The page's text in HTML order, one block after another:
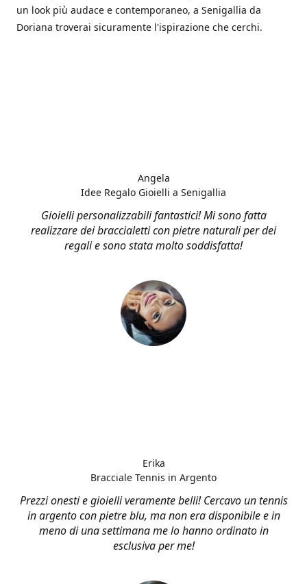
un look più audace e contemporaneo, a Senigallia da
Doriana troverai sicuramente l'ispirazione che cerchi.
Gioielli personalizzabili fantastici! Mi sono fatta
realizzare dei braccialetti con pietre naturali per dei
regali e sono stata molto soddisfatta!
Angela
Idee Regalo Gioielli a Senigallia
Prezzi onesti e gioielli veramente belli! Cercavo un tennis
in argento con pietre blu, ma non era disponibile e in
meno di una settimana me lo hanno ordinato in
esclusiva per me!
Erika
Bracciale Tennis in Argento